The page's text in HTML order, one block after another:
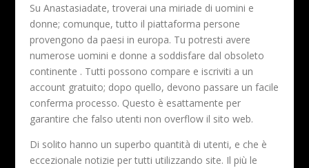
Su Anastasiadate, troverai una miriade di uomini e
donne; comunque, tutto il piattaforma persone
provengono da paesi in europa. Tu potresti avere
numerose uomini e donne a soddisfare dal obsoleto
continente . Tutti possono compare e iscriviti a un
account gratuito; dopo quello, devono passare un facile
conferma processo. Questo è esattamente per
garantire che falso utenti non overflow il sito web.
Di solito hanno un superbo quantità di utenti, e che è
eccezionale notizie per tutti utilizzando site. Il più le